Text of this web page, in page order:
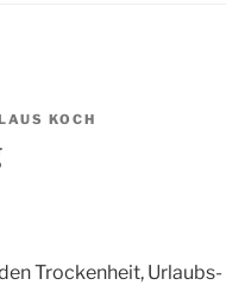
KOCH
Trockenheit,